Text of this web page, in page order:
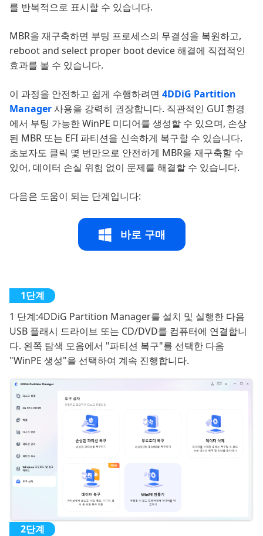
를 반복적으로 표시할 수 있습니다.
MBR을 재구축하면 부팅 프로세스의 무결성을 복원하고,
reboot and select proper boot device 해결에 직접적인
효과를 볼 수 있습니다.
이 과정을 안전하고 쉽게 수행하려면 4DDiG Partition
Manager사용을 강력히 권장합니다. 직관적인 GUI 환경
에서 부팅 가능한 WinPE 미디어를 생성할 수 있으며, 손상
된 MBR 또는 EFI 파티션을 신속하게 복구할 수 있습니다.
초보자도 클릭 몇 번만으로 안전하게 MBR을 재구축할 수
있어, 데이터 손실 위험 없이 문제를 해결할 수 있습니다.
다음은 도움이 되는 단계입니다:
바로 구매
1 단계:4DDiG Partition Manager를 설치 및 실행한 다음
USB 플래시 드라이브 또는 CD/DVD를 컴퓨터에 연결합니
다. 왼쪽 탐색 모음에서 "파티션 복구"를 선택한 다음
"WinPE 생성"을 선택하여 계속 진행합니다.